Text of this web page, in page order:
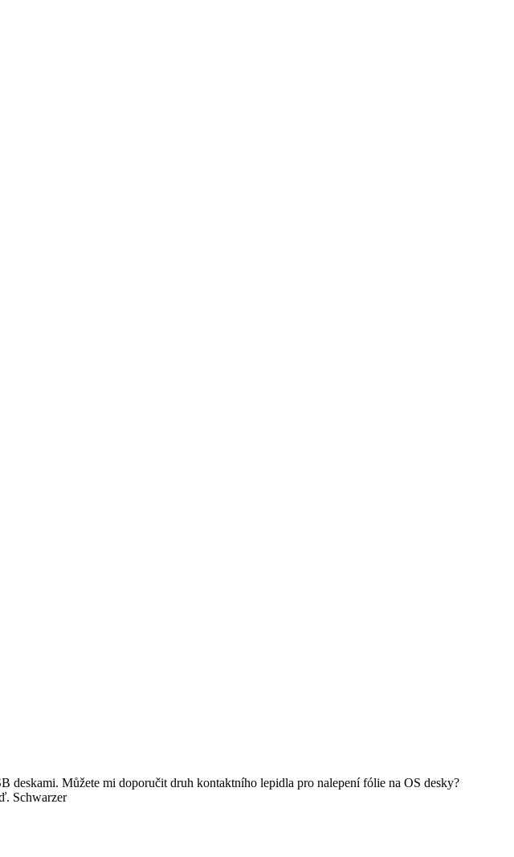
deskami. Můžete mi doporučit druh kontaktního lepidla pro nalepení fólie na OS desky?
Schwarzer